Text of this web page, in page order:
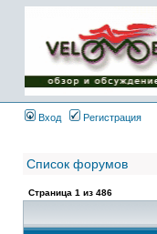
Имя пользователя:
Пароль:
{ LOG_ME_IN_SHORT
}
Вход Регистрация
Список форумов
Страница 1 из 486